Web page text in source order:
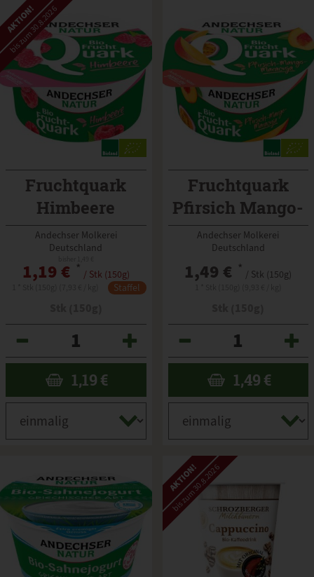
AKTION!
bis zum 30.8.2026
Fruchtquark
Himbeere
Andechser Molkerei
Deutschland
1,19 € * / Stk (150g)
Staffel
1,19 €
Fruchtquark
Pfirsich Mango-
Maracuja
Andechser Molkerei
Deutschland
1,49 € * / Stk (150g)
1,49 €
AKTION!
bis zum 30.8.2026